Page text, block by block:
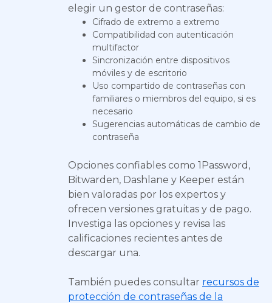
elegir un gestor de contraseñas:
Cifrado de extremo a extremo
Compatibilidad con autenticación
multifactor
Sincronización entre dispositivos
móviles y de escritorio
Uso compartido de contraseñas con
familiares o miembros del equipo, si es
necesario
Sugerencias automáticas de cambio de
contraseña
Opciones confiables como 1Password,
Bitwarden, Dashlane y Keeper están
bien valoradas por los expertos y
ofrecen versiones gratuitas y de pago.
Investiga las opciones y revisa las
calificaciones recientes antes de
descargar una.
También puedes consultar recursos de
protección de contraseñas de la